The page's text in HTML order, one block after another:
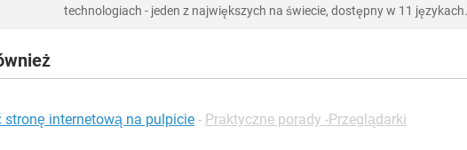
technologiach - jeden z największych na świecie, dostępny w 11 językach.
stronę internetową na pulpicie - Praktyczne porady -Przeglądarki